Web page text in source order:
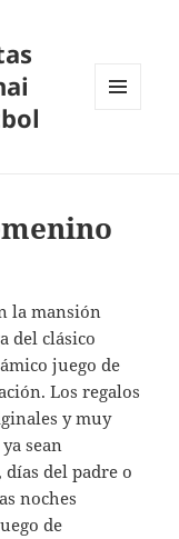
la mansión
del clásico
juego de
Los regalos
y muy
sean
del padre o
noches
de